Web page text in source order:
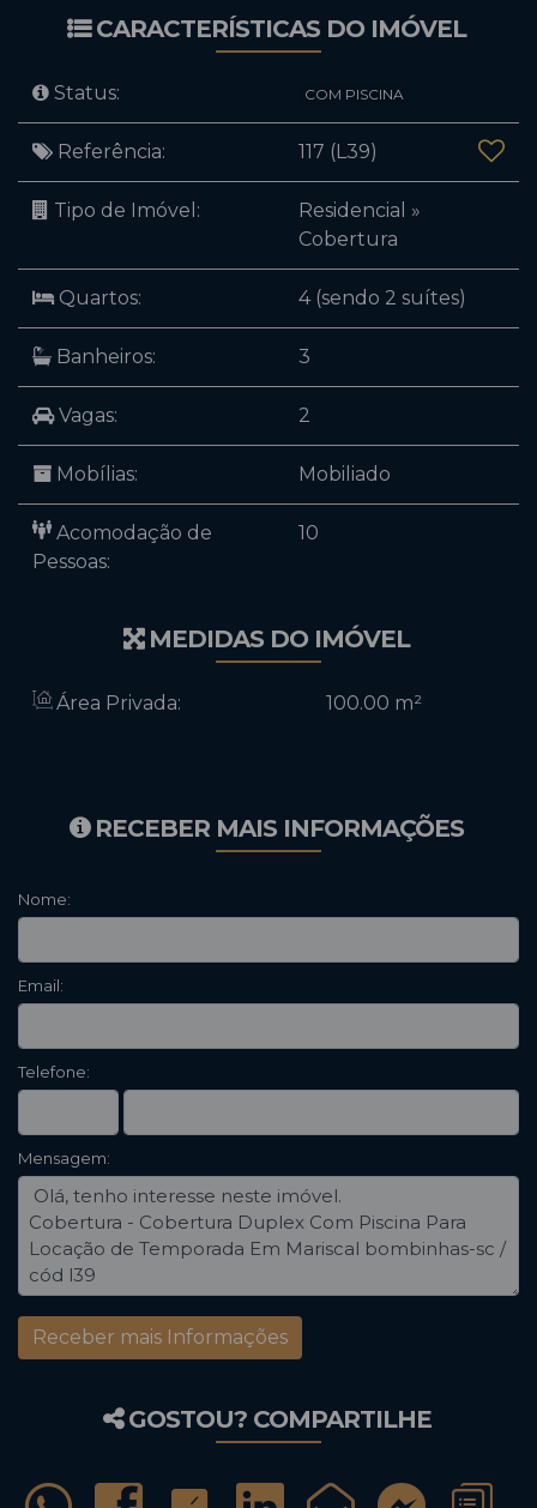
CARACTERÍSTICAS DO IMÓVEL
Status: COM PISCINA
Referência: 117 (L39)
Tipo de Imóvel: Residencial »
Cobertura
Quartos: 4 (sendo 2 suítes)
Banheiros: 3
Vagas: 2
Mobílias: Mobiliado
Acomodação de
Pessoas:
10
MEDIDAS DO IMÓVEL
Área Privada: 100.00 m²
RECEBER MAIS INFORMAÇÕES
Nome:
Email:
Telefone:
Mensagem:
GOSTOU? COMPARTILHE